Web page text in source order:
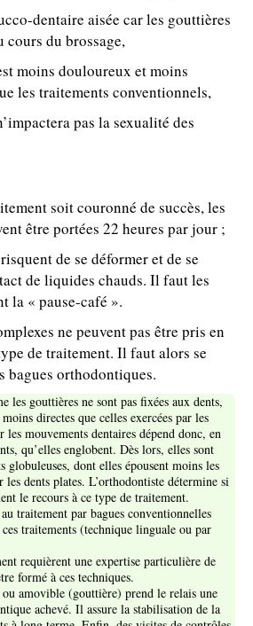
dentaire aisée car les gouttières
cours du brossage,
moins douloureux et moins
les traitements conventionnels,
pas la sexualité des
soit couronné de succès, les
être portées 22 heures par jour ;
de se déformer et de se
de liquides chauds. Il faut les
la « pause-café ».
ne peuvent pas être pris en
de traitement. Il faut alors se
bagues orthodontiques.
les gouttières ne sont pas fixées aux dents,
directes que celles exercées par les
les mouvements dentaires dépend donc, en
qu’elles englobent. Dès lors, elles sont
globuleuses, dont elles épousent moins les
dents plates. L’orthodontiste détermine si
le recours à ce type de traitement.
traitement par bagues conventionnelles
traitements (technique linguale ou par
requièrent une expertise particulière de
formé à ces techniques.
amovible (gouttière) prend le relais une
achevé. Il assure la stabilisation de la